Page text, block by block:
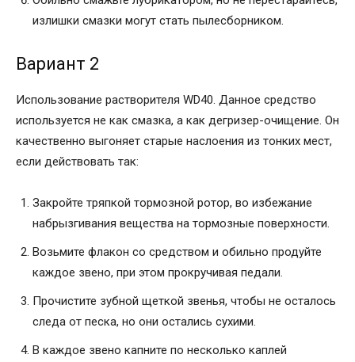
излишки смазки могут стать пылесборником.
Вариант 2
Использование растворителя WD40. Данное средство
используется не как смазка, а как дегризер-очищение. Он
качественно выгоняет старые наслоения из тонких мест,
если действовать так:
Закройте тряпкой тормозной ротор, во избежание
набрызгивания вещества на тормозные поверхности.
Возьмите флакон со средством и обильно продуйте
каждое звено, при этом прокручивая педали.
Прочистите зубной щеткой звенья, чтобы не осталось
следа от песка, но они остались сухими.
В каждое звено капните по несколько каплей